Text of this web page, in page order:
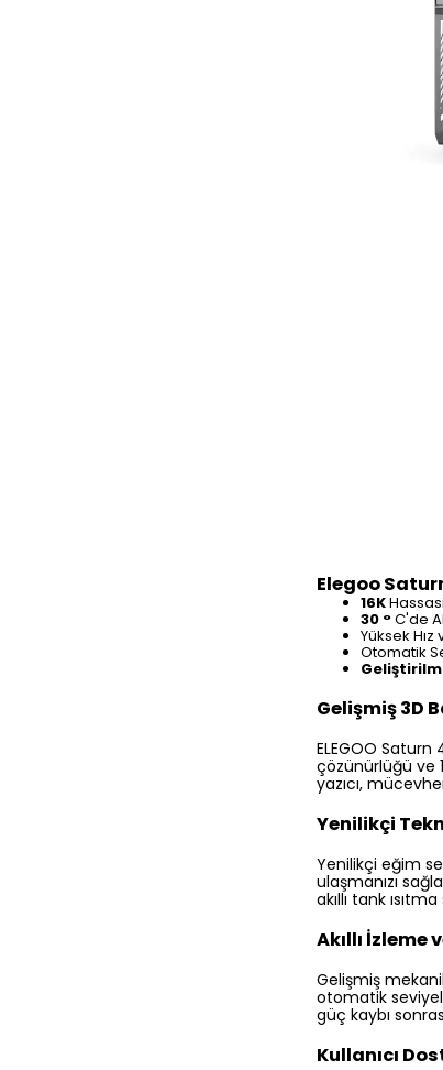
Elegoo
16K
30 °C'de
Yüksek Hız
Otomatik
Gelişmiş 3D
ELEGOO Saturn
çözünürlüğü ve
yazıcı,
Yenilikçi
Yenilikçi eğim
ulaşmanızı
akıllı tank
Akıllı İzleme
Gelişmiş
otomatik
güç kaybı
Kullanıcı